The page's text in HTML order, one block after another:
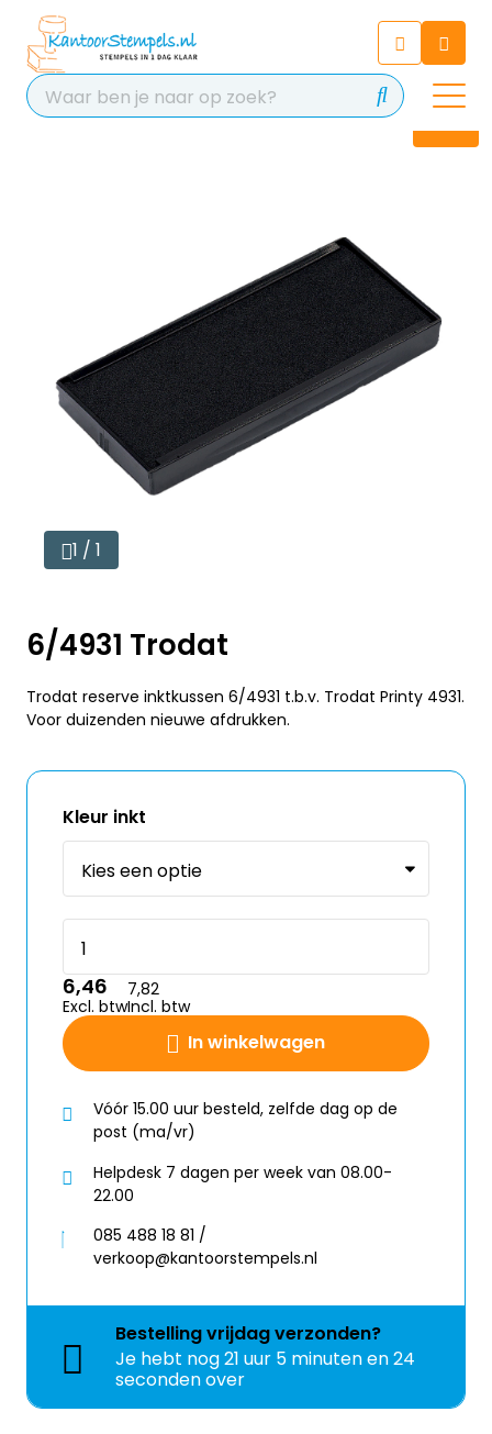
Chat 24/7 met onze chatbot
voor hulp
Contact
1 / 1
6/4931 Trodat
Trodat reserve inktkussen 6/4931 t.b.v. Trodat Printy 4931.
Voor duizenden nieuwe afdrukken.
Kleur inkt
In winkelwagen
6,46
Excl. btw
7,82
Incl. btw
Vóór 15.00 uur besteld, zelfde dag op de
post (ma/vr)
Helpdesk 7 dagen per week van 08.00-
22.00
085 488 18 81 /
verkoop@kantoorstempels.nl
Bestellingvrijdagverzonden?
Je hebt nog21 uur 5 minuten en 23
seconden over